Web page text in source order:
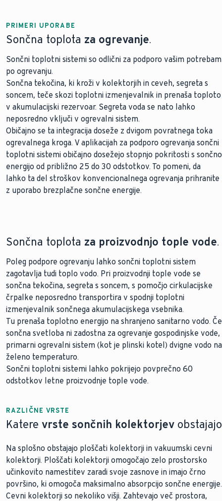
PRIMERI UPORABE
Sončna toplota za ogrevanje.
Sončni toplotni sistemi so odlični za podporo vašim potrebam
po ogrevanju.
Sončna tekočina, ki kroži v kolektorjih in ceveh, segreta s
soncem, teče skozi toplotni izmenjevalnik in prenaša toploto
v akumulacijski rezervoar. Segreta voda se nato lahko
neposredno vključi v ogrevalni sistem.
Običajno se ta integracija doseže z dvigom povratnega toka
ogrevalnega kroga. V aplikacijah za podporo ogrevanja sončni
toplotni sistemi običajno dosežejo stopnjo pokritosti s sončno
energijo od približno 25 do 30 odstotkov. To pomeni, da
lahko ta del stroškov konvencionalnega ogrevanja prihranite
z uporabo brezplačne sončne energije.
Sončna toplota za proizvodnjo tople vode.
Poleg podpore ogrevanju lahko sončni toplotni sistem
zagotavlja tudi toplo vodo. Pri proizvodnji tople vode se
sončna tekočina, segreta s soncem, s pomočjo cirkulacijske
črpalke neposredno transportira v spodnji toplotni
izmenjevalnik sončnega akumulacijskega vsebnika.
Tu prenaša toplotno energijo na shranjeno sanitarno vodo. Če
sončna svetloba ni zadostna za ogrevanje gospodinjske vode,
primarni ogrevalni sistem (kot je plinski kotel) dvigne vodo na
želeno temperaturo.
Sončni toplotni sistemi lahko pokrijejo povprečno 60
odstotkov letne proizvodnje tople vode.
RAZLIČNE VRSTE
Katere vrste sončnih kolektorjev
Na splošno obstajajo ploščati kolektorji in vakuumski cevni
kolektorji. Ploščati kolektorji omogočajo zelo prostorsko
učinkovito namestitev zaradi svoje zasnove in imajo črno
površino, ki omogoča maksimalno absorpcijo sončne energije.
Cevni kolektorji so nekoliko višji. Zahtevajo več prostora,